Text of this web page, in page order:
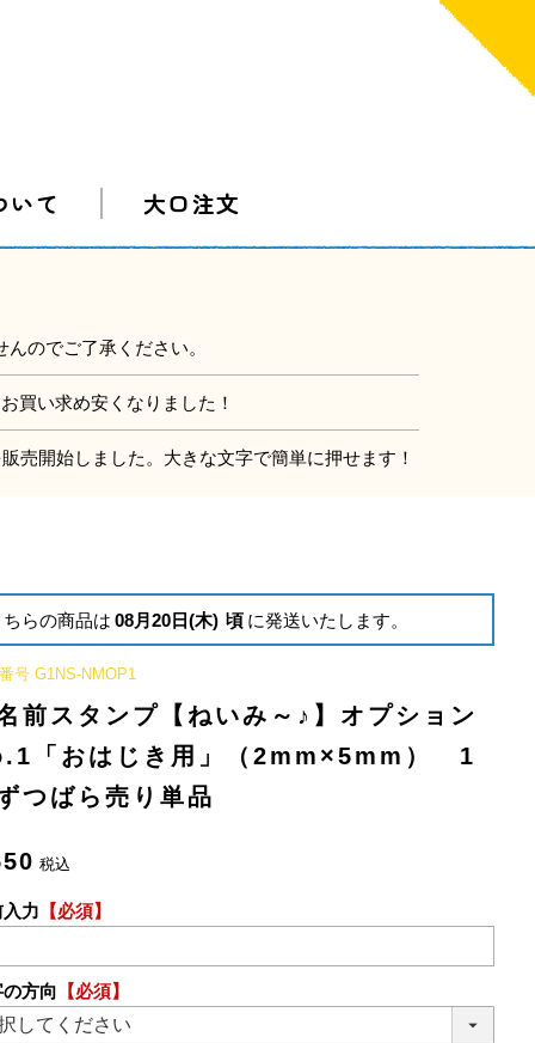
いて 大口注文
のでご了承ください。
買い求め安くなりました！
売開始しました。大きな文字で簡単に押せます！
らの商品は 08月20日(木) 頃 に発送いたします。
号 G1NS-NMOP1
前スタンプ【ねいみ～♪】オプション
「おはじき用」（2mm×5mm） 1
つばら売り単品
税込
力 【必須】
方向 【必須】